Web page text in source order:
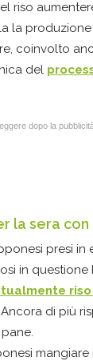
riso
la produzione
coinvolto
del
dopo la
la sera con
presi in
in questione
di più
mangiare